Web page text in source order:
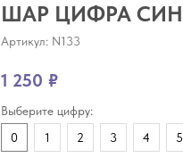
ШАР ЦИФРА
Артикул: N133
1 250 ₽
Выберите цифру:
0
1 2 3 4 5